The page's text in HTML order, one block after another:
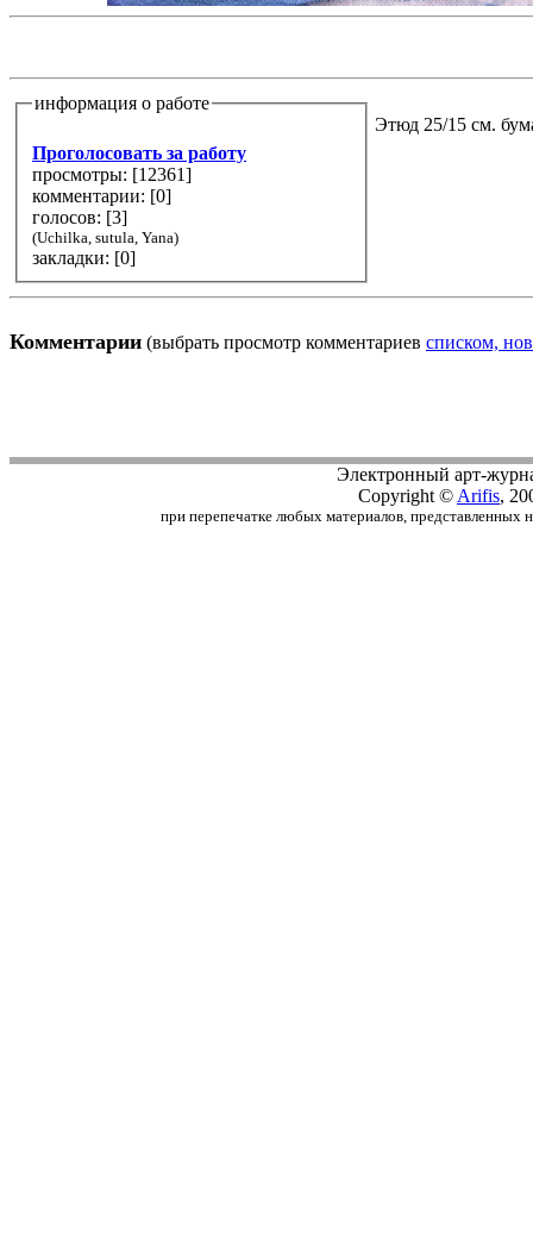
информация о работе
Проголосовать за работу
просмотры: [12361]
комментарии: [0]
голосов: [3]
(Uchilka, sutula, Yana)
закладки: [0]
Этюд 25/15 см.
Комментарии (выбрать просмотр комментариев списком,
Электронный арт-
Copyright © Arifis,
при перепечатке любых материалов, представленных